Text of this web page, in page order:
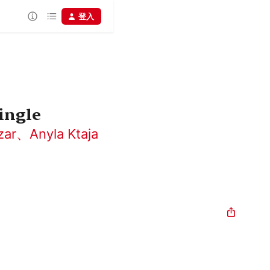
登入
、 Anyla Ktaja